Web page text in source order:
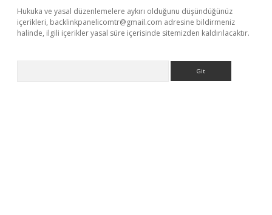
Hukuka ve yasal düzenlemelere aykırı olduğunu düşündüğünüz
içerikleri, backlinkpanelicomtr@gmail.com adresine bildirmeniz
halinde, ilgili içerikler yasal süre içerisinde sitemizden kaldırılacaktır.